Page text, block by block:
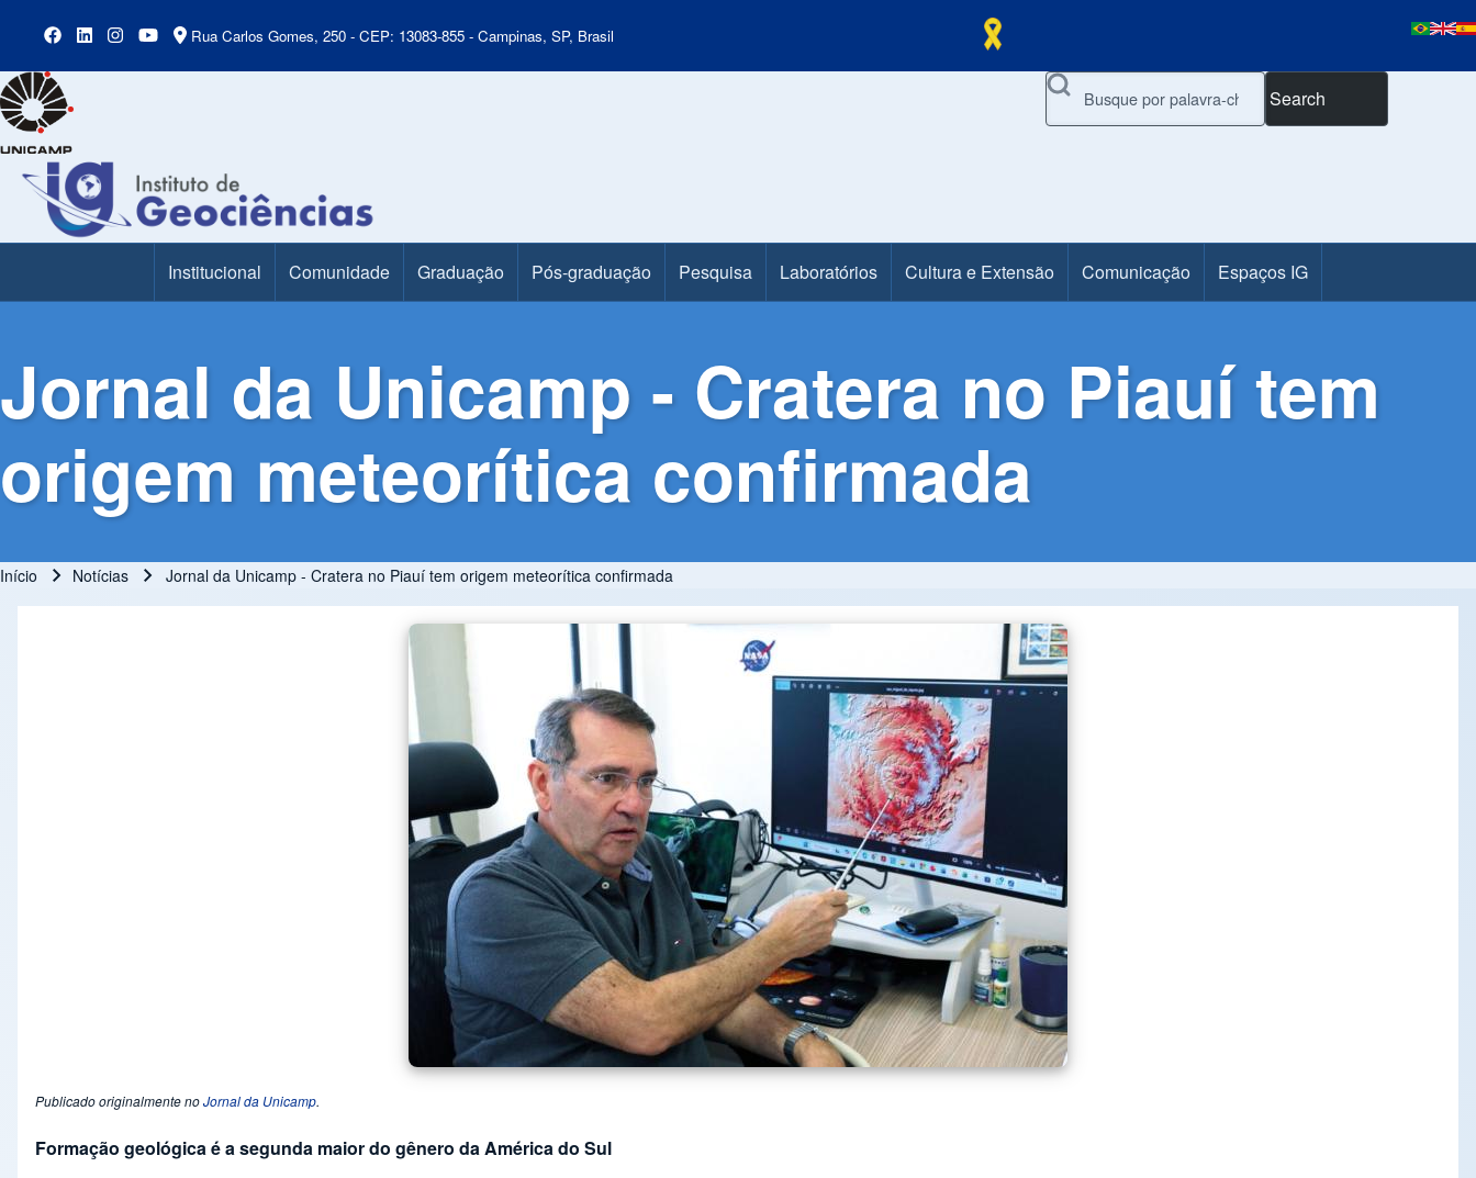
Rua Carlos Gomes, 250 - CEP: 13083-855 - Campinas, SP, Brasil
Search
Main MenuInstitucional Comunidade Graduação Pós-graduação Pesquisa Laboratórios Cultura e Extensão Comunicação Espaços IG
Jornal da Unicamp - Cratera no Piauí tem
origem meteorítica confirmada
Trilha de navegação
Início Notícias Jornal da Unicamp - Cratera no Piauí tem origem meteorítica confirmada
Publicado originalmente noJornal da Unicamp.
Formação geológica é a segunda maior do gênero da América do Sul